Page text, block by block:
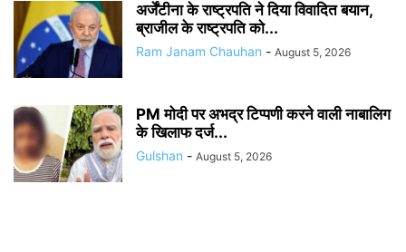
अर्जेंटीना के राष्ट्रपति ने दिया विवादित बयान,
ब्राजील के राष्ट्रपति को...
Ram Janam Chauhan - August 5, 2026
PM मोदी पर अभद्र टिप्पणी करने वाली नाबालिग
के खिलाफ दर्ज...
Gulshan - August 5, 2026